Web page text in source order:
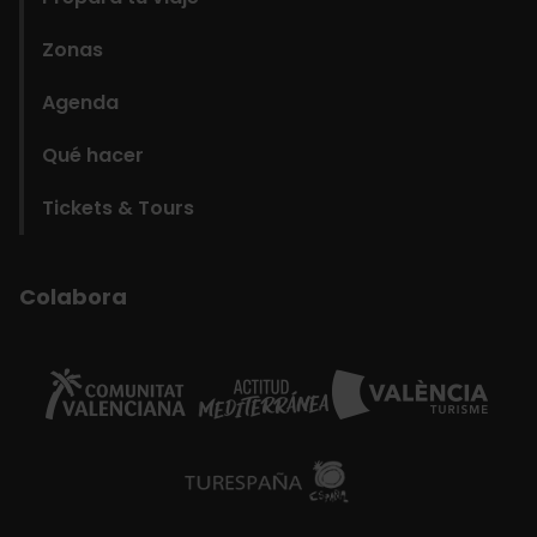
Zonas
Agenda
Qué hacer
Tickets & Tours
Colabora